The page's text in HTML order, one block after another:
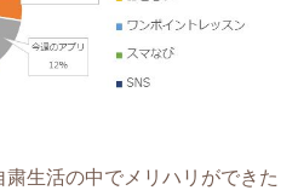
生活の中でメリハリができた